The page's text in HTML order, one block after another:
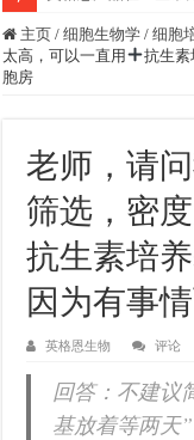
主页 / 细胞生物学 / 细胞
太高，可以一直用
抗生素
胞房
老师，请
筛选，密
抗生素培
因为有事
英格恩生物 评论
回答：不建议
基放着等两天”